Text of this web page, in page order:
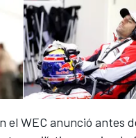
el WEC anunció antes